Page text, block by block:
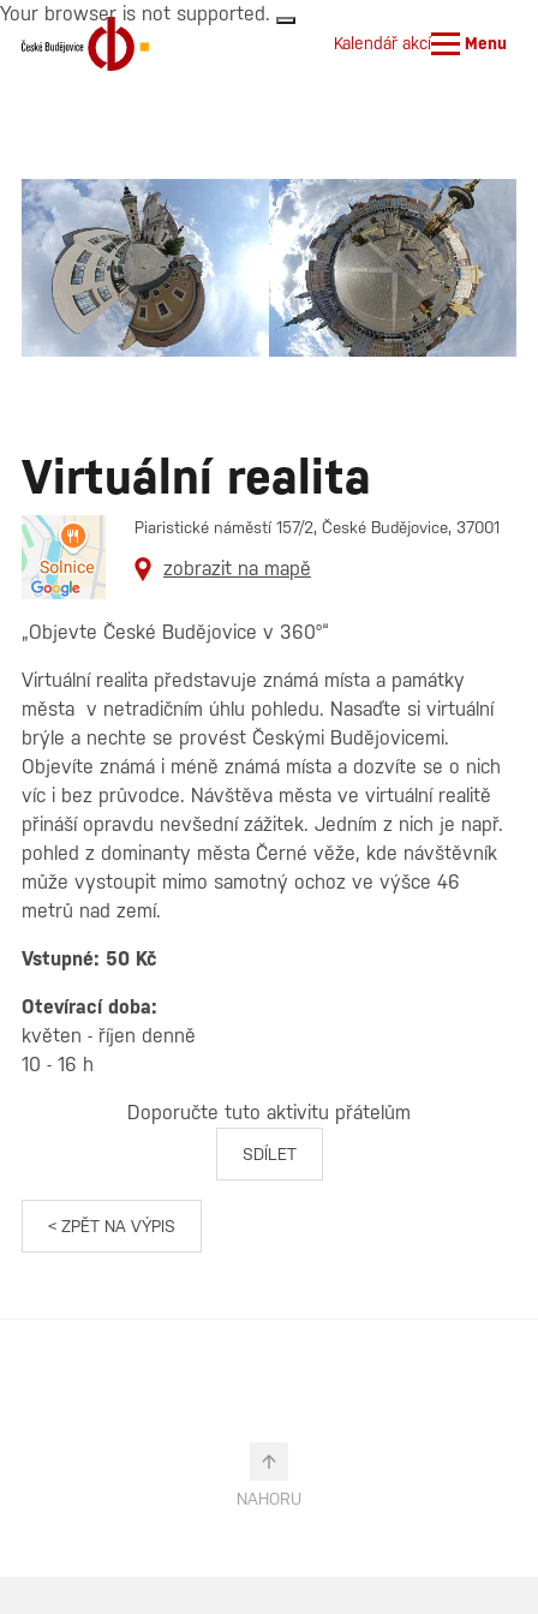
Your browser is not supported.
Kalendář akcí Menu
Virtuální realita
Piaristické náměstí 157/2, České Budějovice, 37001
zobrazit na mapě
„Objevte České Budějovice v 360°“
Virtuální realita představuje známá místa a památky
města v netradičním úhlu pohledu. Nasaďte si virtuální
brýle a nechte se provést Českými Budějovicemi.
Objevíte známá i méně známá místa a dozvíte se o nich
víc i bez průvodce. Návštěva města ve virtuální realitě
přináší opravdu nevšední zážitek. Jedním z nich je např.
pohled z dominanty města Černé věže, kde návštěvník
může vystoupit mimo samotný ochoz ve výšce 46
metrů nad zemí.
Vstupné: 50 Kč
Otevírací doba:
květen - říjen denně
10 - 16 h
Doporučte tuto aktivitu přátelům
SDÍLET
< ZPĚT NA VÝPIS
NAHORU